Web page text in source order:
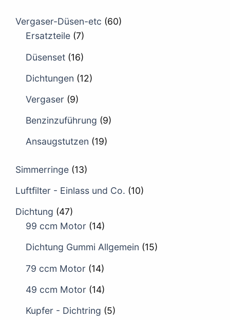
Vergaser-Düsen-etc (60)
Ersatzteile (7)
Düsenset (16)
Dichtungen (12)
Vergaser (9)
Benzinzuführung (9)
Ansaugstutzen (19)
Simmerringe (13)
Luftfilter - Einlass und Co. (10)
Dichtung (47)
99 ccm Motor (14)
Dichtung Gummi Allgemein (15)
79 ccm Motor (14)
49 ccm Motor (14)
Kupfer - Dichtring (5)